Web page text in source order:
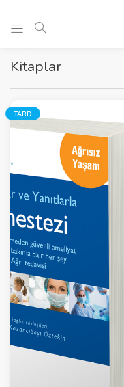
Kitaplar
TARD